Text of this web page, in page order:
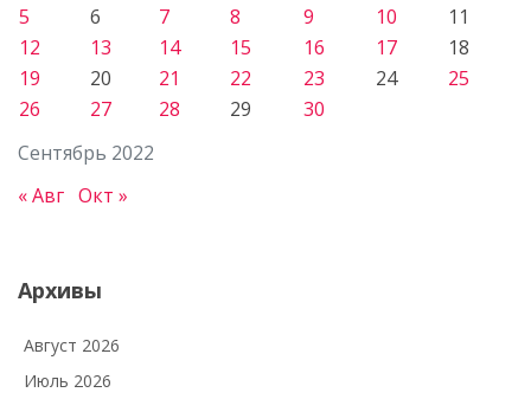
Сентябрь 2022
5
6 7 8 9 10
11
12
13 14 15 16 17
18
19
20 21 22 23 24
25
26
27 28 29 30
« Авг Окт »
Архивы
Август 2026
Июль 2026